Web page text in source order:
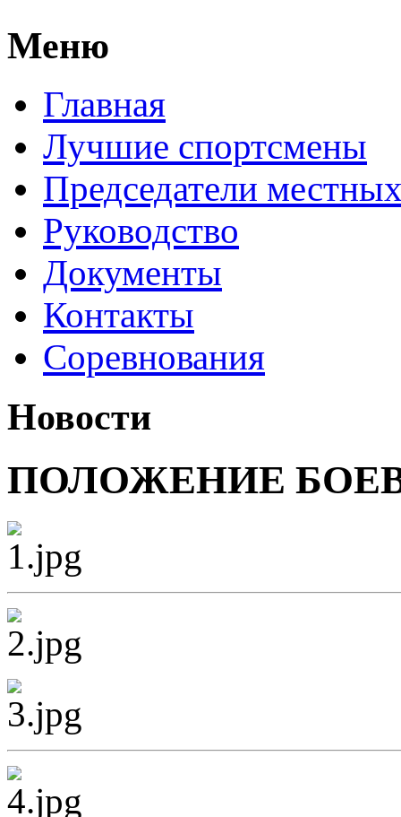
Меню
Главная
Лучшие спортсмены
Председатели
Руководство
Документы
Контакты
Соревнования
Новости
ПОЛОЖЕНИЕ